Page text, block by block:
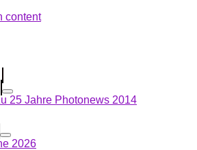
content
25 Jahre Photonews 2014
2026